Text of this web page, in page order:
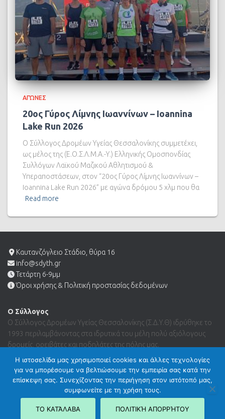
ΑΓΏΝΕΣ
20ος Γύρος Λίμνης Ιωαννίνων – Ioannina
Lake Run 2026
Ο Σύλλογος Δρομέων Υγείας Θεσσαλονίκης συμμετέχει,
ως μέλος της (Ε.Ο.Σ.Λ.Μ.Α.-Υ.) Ελληνικής Ομοσπονδίας
Συλλόγων Λαϊκού Μαζικού Αθλητισμού &
Υπεραποστάσεων, στον “20ος Γύρος Λίμνης Ιωαννίνων –
Ioannina Lake Run 2026” με αγώνα δρόμου 5 χλμ που θα
Read more
Καυτανζόγλειο Στάδιο, θύρα 16
info@sdyth.gr
Τετάρτη 6-9μμ
Όροι χρήσης & Πολιτική προστασίας δεδομένων
Ο Σύλλογος
Ο Σύλλογος Δρομέων Υγείας Θεσσαλονίκης (Σ.Δ.Υ.Θ) ιδρύθηκε το
1993 περιλαμβάνοντας στα ιδρυτικά του μέλη πολύ αξιόλογους
δρομείς, ορειβάτες και ποδηλάτες της πόλης μας.
Search …
Η ιστοσελίδα μας χρησιμοποιεί cookies και άλλες τεχνολογίες
για να μπορέσουμε να βελτιώσουμε την εμπειρία σας κατά την
επίσκεψη σας. Συνεχίζοντας την περιήγηση στον ιστότοπό μας,
συμφωνείτε με τη χρήση τους.
ΤΟ ΚΑΤΆΛΑΒΑ ΠΟΛΙΤΙΚΉ ΑΠΟΡΡΉΤΟΥ